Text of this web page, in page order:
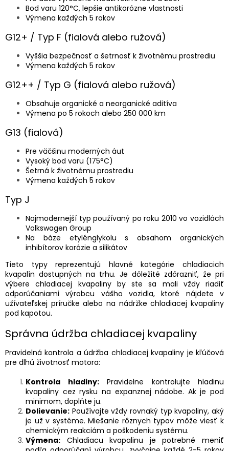
Bod varu 120°C, lepšie antikorózne vlastnosti
Výmena každých 5 rokov
G12+ / Typ F (fialová alebo ružová)
Vyššia bezpečnosť a šetrnosť k životnému prostrediu
Výmena každých 5 rokov
G12++ / Typ G (fialová alebo ružová)
Obsahuje organické a neorganické aditíva
Výmena po 5 rokoch alebo 250 000 km
G13 (fialová)
Pre väčšinu moderných áut
Vysoký bod varu (175°C)
Šetrná k životnému prostrediu
Výmena každých 5 rokov
Typ J
Najmodernejší typ používaný po roku 2010 vo vozidlách
Volkswagen Group
Na báze etylénglykolu s obsahom organických
inhibítorov korózie a silikátov
Tieto typy reprezentujú hlavné kategórie chladiacich
kvapalín dostupných na trhu. Je dôležité zdôrazniť, že pri
výbere chladiacej kvapaliny by ste sa mali vždy riadiť
odporúčaniami výrobcu vášho vozidla, ktoré nájdete v
užívateľskej príručke alebo na nádržke chladiacej kvapaliny
pod kapotou.
Správna údržba chladiacej kvapaliny
Pravidelná kontrola a údržba chladiacej kvapaliny je kľúčová
pre dlhú životnosť motora:
Kontrola hladiny:Pravidelne kontrolujte hladinu
kvapaliny cez rysku na expanznej nádobe. Ak je pod
minimom, doplňte ju.
Dolievanie: Používajte vždy rovnaký typ kvapaliny, aký
je už v systéme. Miešanie rôznych typov môže viesť k
chemickým reakciám a poškodeniu systému.
Výmena: Chladiacu kvapalinu je potrebné meniť